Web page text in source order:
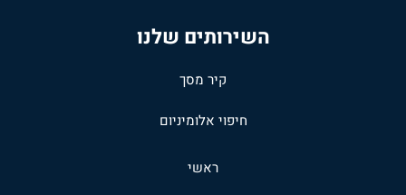
השירותים שלנו
קיר מסך
חיפוי אלומיניום
ראשי